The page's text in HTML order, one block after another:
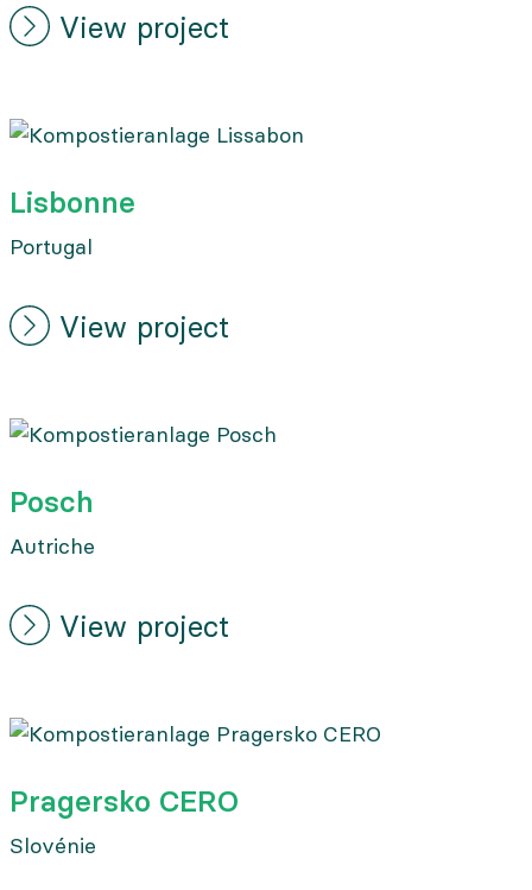
View project
Lisbonne
Portugal
View project
Posch
Autriche
View project
Pragersko CERO
Slovénie